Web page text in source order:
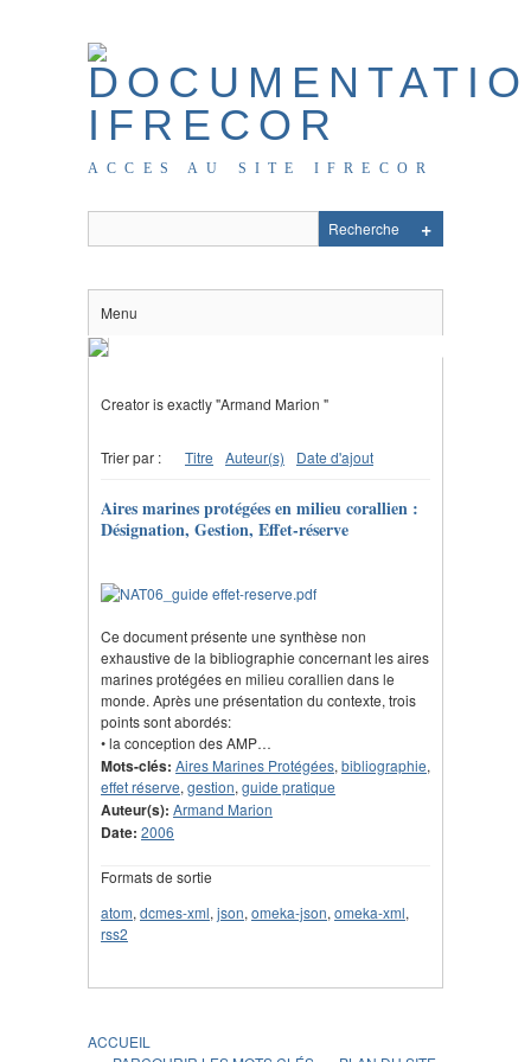
ACCES AU SITE IFRECOR
Menu
Creator is exactly "Armand Marion "
Trier par : Titre Auteur(s) Date d'ajout
Aires marines protégées en milieu corallien :
Désignation, Gestion, Effet-réserve
Ce document présente une synthèse non
exhaustive de la bibliographie concernant les aires
marines protégées en milieu corallien dans le
monde. Après une présentation du contexte, trois
points sont abordés:
• la conception des AMP…
Mots-clés: Aires Marines Protégées, bibliographie,
effet réserve, gestion, guide pratique
Auteur(s): Armand Marion
Date: 2006
Formats de sortie
atom, dcmes-xml, json, omeka-json, omeka-xml,
rss2
ACCUEIL